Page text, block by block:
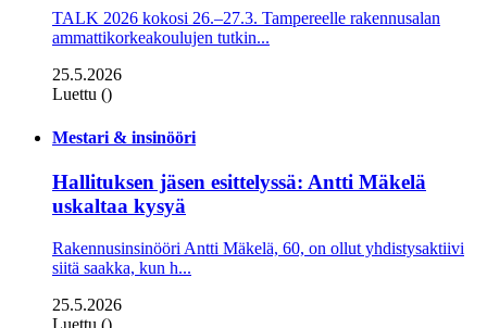
TALK 2026 kokosi 26.–27.3. Tampereelle rakennusalan
ammattikorkeakoulujen tutkin...
25.5.2026
Luettu ()
Mestari & insinööri
Hallituksen jäsen esittelyssä: Antti Mäkelä
uskaltaa kysyä
Rakennusinsinööri Antti Mäkelä, 60, on ollut yhdistysaktiivi
siitä saakka, kun h...
25.5.2026
Luettu ()